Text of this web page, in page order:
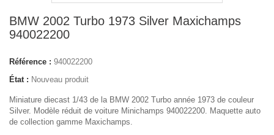
BMW 2002 Turbo 1973 Silver Maxichamps
940022200
Référence : 940022200
État : Nouveau produit
Miniature diecast 1/43 de la BMW 2002 Turbo année 1973 de couleur
Silver. Modèle réduit de voiture Minichamps 940022200. Maquette auto
de collection gamme Maxichamps.